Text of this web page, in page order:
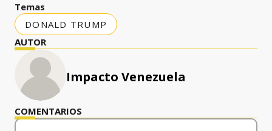
Temas
DONALD TRUMP
AUTOR
Impacto Venezuela
COMENTARIOS